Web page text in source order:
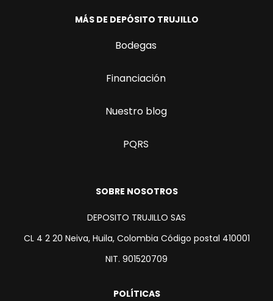
MÁS DE DEPÓSITO TRUJILLO
Bodegas
Financiación
Nuestro blog
PQRS
SOBRE NOSOTROS
DEPOSITO TRUJILLO SAS
CL 4 2 20 Neiva, Huila, Colombia Código postal 410001
NIT. 901520709
POLÍTICAS